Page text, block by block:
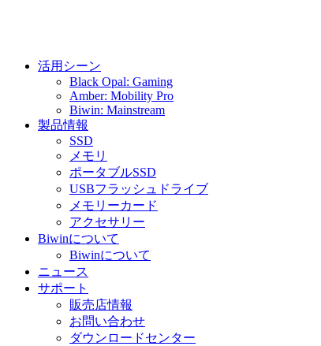
活用シーン
Black Opal: Gaming
Amber: Mobility Pro
Biwin: Mainstream
製品情報
SSD
メモリ
ポータブルSSD
USBフラッシュドライブ
メモリーカード
アクセサリー
Biwinについて
Biwinについて
ニュース
サポート
販売店情報
お問い合わせ
ダウンロードセンター